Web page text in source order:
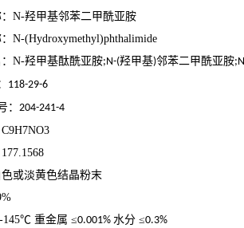
N-羟甲基邻苯二甲酰亚胺
N-(Hydroxymethyl)phthalimide
N-羟甲基酞酰亚胺;N-(羟甲基)邻苯二甲酰亚胺
118-29-6
： 204-241-4
C9H7NO3
177.1568
或淡黄色结晶粉末
145℃ 重金属 ≤0.001% 水分 ≤0.3%